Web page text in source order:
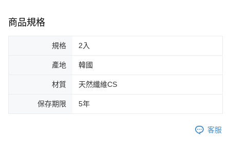
４．使用「AFTEE先享後付」時，將依據個別帳號之用戶狀況，依本公司即
請求用戶進行身份認證。
５．嚴禁一人註冊多個帳號或使用他人資訊註冊。若發現惡意使用之情形，
恩沛科技股份有限公司將有權停止該用戶之使用額度並採取法律行動。
商品規格
規格 2入
產地 韓國
材質 天然纖維CS
保存期限 5年
客服